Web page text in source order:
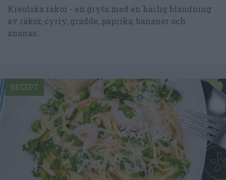
Kreolska räkor - en gryta med en härlig blandning
av räkor, cyrry, grädde, paprika, bananer och
ananas...
RECEPT